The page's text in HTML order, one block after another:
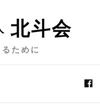
北斗会
ために